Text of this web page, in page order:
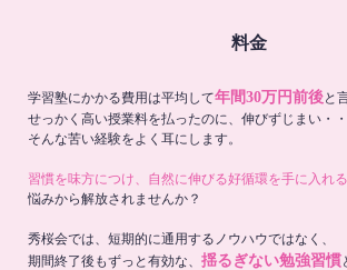
料金
学習塾にかかる費用は平均して年間30万円前後と
せっかく高い授業料を払ったのに、伸びずじまい・・
そんな苦い経験をよく耳にします。
習慣を味方につけ、自然に伸びる好循環を手に入れる
悩みから解放されませんか？
秀桜会では、短期的に通用するノウハウではなく、
期間終了後もずっと有効な、 揺るぎない勉強習慣